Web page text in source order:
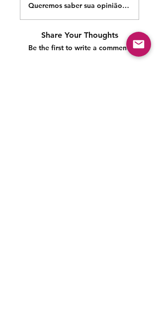
Queremos saber sua opinião sobre
Share Your Thoughts
Be the first to write a comment.